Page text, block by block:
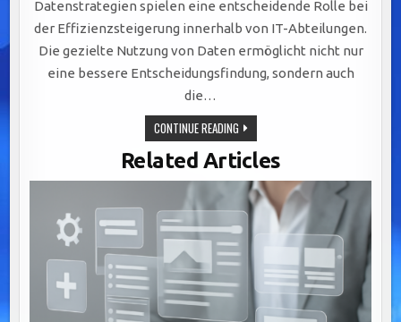
Datenstrategien spielen eine entscheidende Rolle bei
der Effizienzsteigerung innerhalb von IT-Abteilungen.
Die gezielte Nutzung von Daten ermöglicht nicht nur
eine bessere Entscheidungsfindung, sondern auch
die…
CONTINUE READINGEFFIZIENZSTEIGERUNG
IN
IT-
ABTEILUNGEN
DURCH
GEZIELTE
DATENSTRATEGIEN
UND
AUTOMATISIERUNG
Related Articles